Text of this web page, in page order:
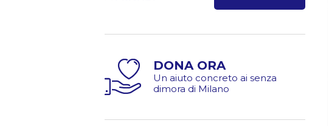
DONA ORA
Un aiuto concreto ai senza
dimora di Milano